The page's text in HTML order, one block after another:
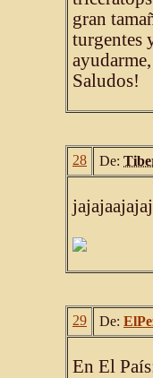
gran
turgentes
Saludos!
28 De:
29 De:
En El